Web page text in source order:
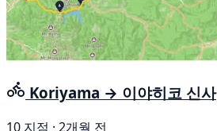
Koriyama → 이야히코 신사
10 지점 · 2개월 전